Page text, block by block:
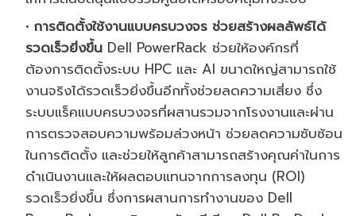
การติดตั้งใช้งานแบบครบวงจร ช่วยสร้างผลลัพธ์ได้
รวดเร็วยิ่งขึ้น Dell PowerRack ช่วยให้องค์กรที่
ต้องการติดตั้งระบบ HPC และ AI ขนาดใหญ่สามารถใช้
งานจริงได้รวดเร็วยิ่งขึ้นอีกทั้งช่วยลดความเสี่ยง ซึ่ง
ระบบแร็คแบบครบวงจรที่ผสานรวมจากโรงงานและผ่าน
การตรวจสอบความพร้อมล่วงหน้า ช่วยลดความซับซ้อน
ในการติดตั้ง และช่วยให้ลูกค้าสามารถสร้างคุณค่าในการ
ดำเนินงานและให้ผลตอบแทนจากการลงทุน (ROI)
รวดเร็วยิ่งขึ้น ซึ่งการผสานการทำงานของ Dell